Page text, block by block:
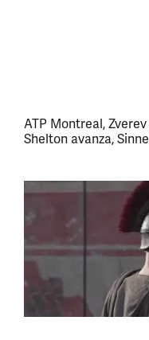
ATP Montreal,
Shelton avanza,